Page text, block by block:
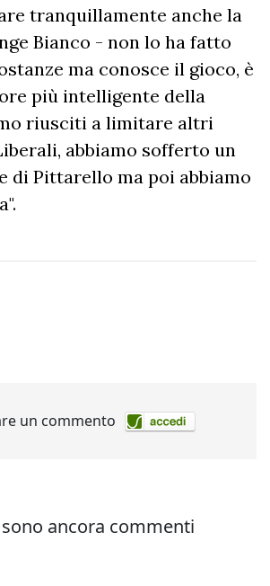
tranquillamente anche la
Bianco - non lo ha fatto
ma conosce il gioco, è
più intelligente della
riusciti a limitare altri
abbiamo sofferto un
di Pittarello ma poi abbiamo